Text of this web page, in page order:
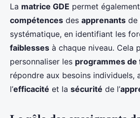
La matrice GDE permet
compétences des apprenants de
systématique, en identifiant les
faiblesses à chaque niveau. Cela
personnaliser les programmes de
répondre aux besoins individuels,
l’efficacité et la sécurité de l’